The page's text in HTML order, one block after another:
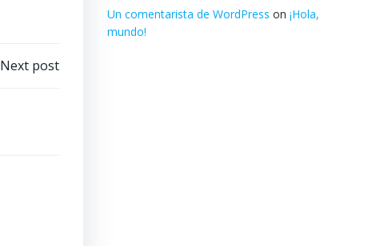
Next post
Un comentarista de WordPress on ¡Hola,
mundo!